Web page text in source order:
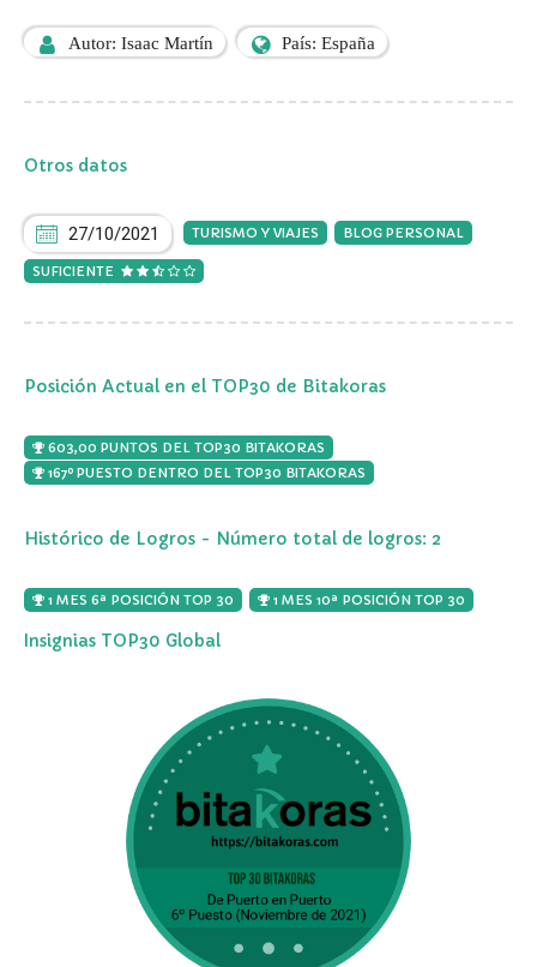
Autor: Isaac Martín País: España
Otros datos
27/10/2021 TURISMO Y VIAJES BLOG PERSONAL
SUFICIENTE
Posición Actual en el TOP30 de Bitakoras
603,00 PUNTOS DEL TOP30 BITAKORAS
167º PUESTO DENTRO DEL TOP30 BITAKORAS
Histórico de Logros - Número total de logros: 2
1 MES 6ª POSICIÓN TOP 30 1 MES 10ª POSICIÓN TOP 30
Insignias TOP30 Global